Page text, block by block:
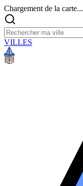
Chargement de la carte...
VILLES